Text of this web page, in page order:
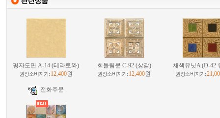
평자도판 A-14 (테라토와)
권장소비자가: 12,400원
전화주문
회돌림문 C-92 (상감)
권장소비자가: 12,400원
채색유닛A (D-42
권장소비자가: